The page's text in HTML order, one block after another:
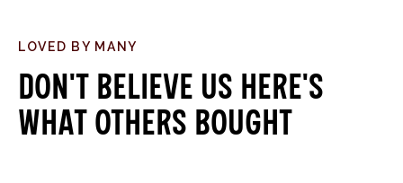
LOVED BY MANY
Don't believe us here's
what others bought